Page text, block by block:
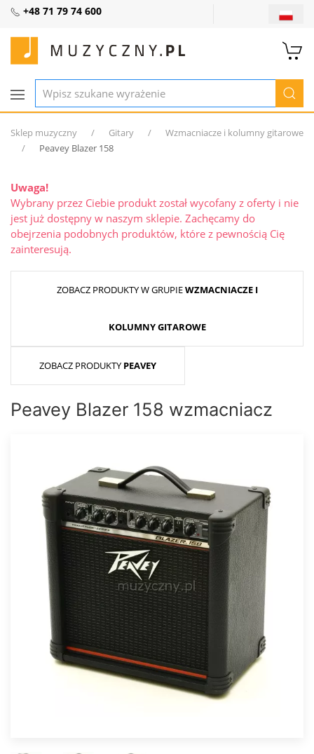
+48 71 79 74 600
Sklep muzyczny Gitary
Wzmacniacze i kolumny gitarowe
Peavey Blazer 158
Uwaga!
Wybrany przez Ciebie produkt został wycofany z oferty i nie
jest już dostępny w naszym sklepie. Zachęcamy do
obejrzenia podobnych produktów, które z pewnością Cię
zainteresują.
ZOBACZ PRODUKTY W GRUPIEWZMACNIACZE I
KOLUMNY GITAROWE
ZOBACZ PRODUKTY PEAVEY
Peavey Blazer 158 wzmacniacz